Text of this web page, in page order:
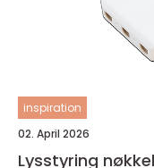
inspiration
02. April 2026
Lysstyring nøkkelen til smartere og mer